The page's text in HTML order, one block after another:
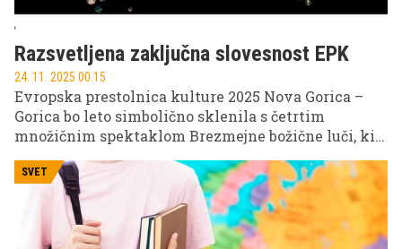
Razsvetljena zaključna slovesnost EPK
24. 11. 2025 00.15
Evropska prestolnica kulture 2025 Nova Gorica –
Gorica bo leto simbolično sklenila s četrtim
množičnim spektaklom Brezmejne božične luči, ki
sodelovanja. Zaključna slovesnost bo potekala v
soorganizaciji s sedanjimi in prihodnjimi
evropskimi prestolnicami kulture – iz Finske,
Nemčije, Slovaške in našega čezmejnega območja
SVET